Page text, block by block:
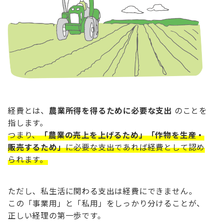
経費とは、 農業所得を得るために必要な支出 のことを
指します。
つまり、「農業の売上を上げるため」「作物を生産・
販売するため」に必要な支出であれば経費として認め
られます。
ただし、私生活に関わる支出は経費にできません。
この「事業用」と「私用」をしっかり分けることが、
正しい経理の第一歩です。